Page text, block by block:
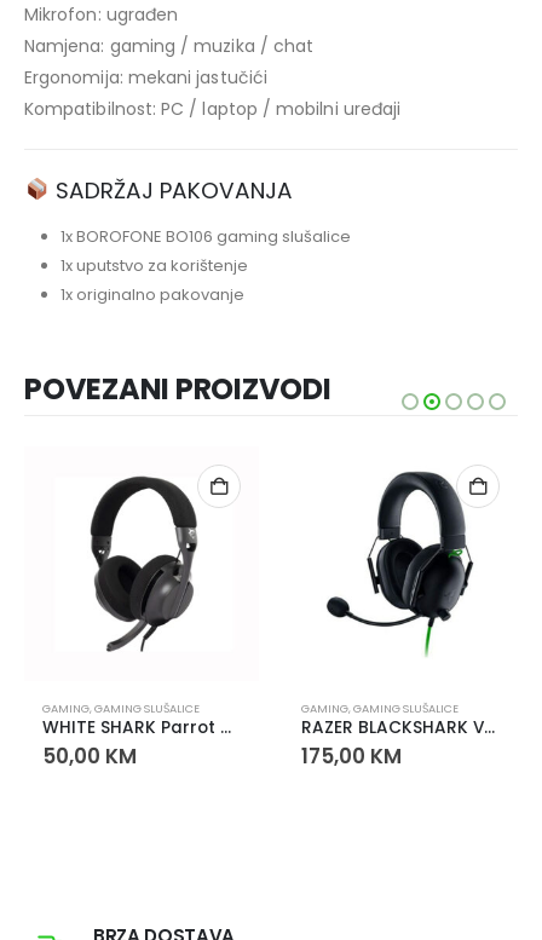
Mikrofon: ugrađen
Namjena: gaming / muzika / chat
Ergonomija: mekani jastučići
Kompatibilnost: PC / laptop / mobilni uređaji
SADRŽAJ PAKOVANJA
1x BOROFONE BO106 gaming slušalice
1x uputstvo za korištenje
1x originalno pakovanje
POVEZANI PROIZVODI
GAMING,GAMING SLUŠALICE
WHITE SHARK Parrot Wireless Gaming Slušalice – Bežične, RGB, Gaming Headset
50,00 KM
GAMING,GAMING SLUŠALICE
RAZER BLACKSHARK V2 X 7.1 SURROUND GAMING SLUŠALICE BLACK
175,00 KM